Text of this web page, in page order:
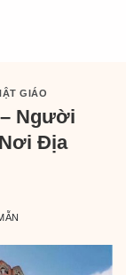
GIÁO
Người
Địa